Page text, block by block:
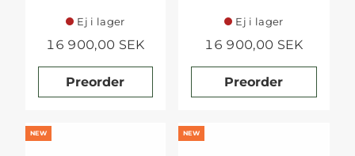
Ej i lager
16 900,00 SEK
Preorder
Ej i lager
16 900,00 SEK
Preorder
NEW NEW